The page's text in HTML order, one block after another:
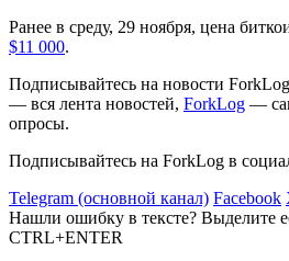
Ранее в среду, 29 ноября, цена
$11 000.
Подписывайтесь на новости
— вся лента новостей, ForkLog —
опросы.
Подписывайтесь на ForkLog в
Telegram (основной канал) Facebook
Нашли ошибку в тексте? Выделите
CTRL+ENTER